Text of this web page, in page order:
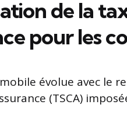
de la
pour les
évolue avec le
(TSCA)